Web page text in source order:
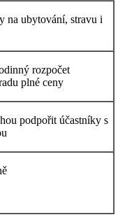
na ubytování, stravu i
rozpočet
plné ceny
podpořit účastníky s